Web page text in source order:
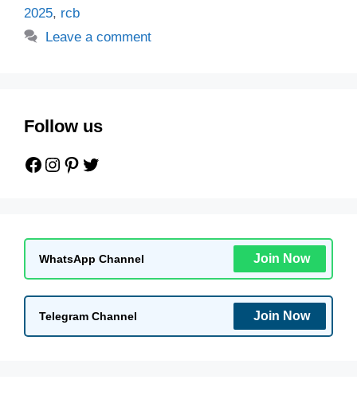
2025, rcb
Leave a comment
Follow us
Facebook
Instagram
Pinterest
Twitter
WhatsApp Channel Join Now
Telegram Channel Join Now